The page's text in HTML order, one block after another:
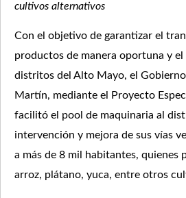
cultivos alternativos
Con el objetivo de garantizar el
productos de manera oportuna y
distritos del Alto Mayo, el Gobierno
Martín, mediante el Proyecto
facilitó el pool de maquinaria al
intervención y mejora de sus vías
a más de 8 mil habitantes, quienes
arroz, plátano, yuca, entre otros